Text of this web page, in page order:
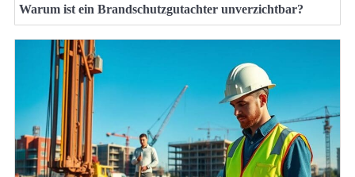
Warum ist ein Brandschutzgutachter unverzichtbar?